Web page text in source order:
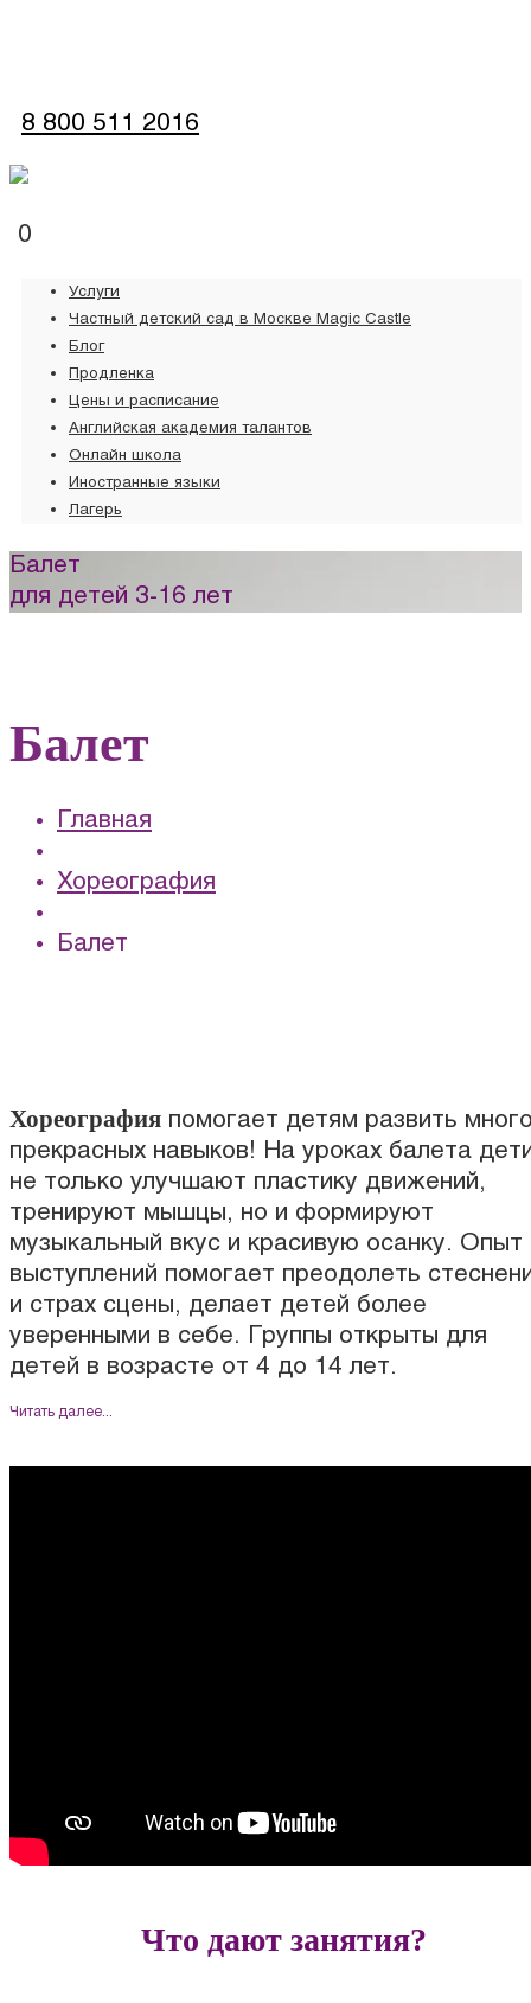
8 800 511 2016
0
Услуги
Частный детский сад в Москве Magic Castle
Блог
Продленка
Цены и расписание
Английская академия талантов
Онлайн школа
Иностранные языки
Лагерь
Балет
для детей 3-16 лет
Балет
Главная
Хореография
Балет
Хореография помогает детям развить
прекрасных навыков! На уроках балета
не только улучшают пластику движений,
тренируют мышцы, но и формируют
музыкальный вкус и красивую осанку. Опыт
выступлений помогает преодолеть
и страх сцены, делает детей более
уверенными в себе. Группы открыты для
детей в возрасте от 4 до 14 лет.
Читать далее...
Что дают занятия?